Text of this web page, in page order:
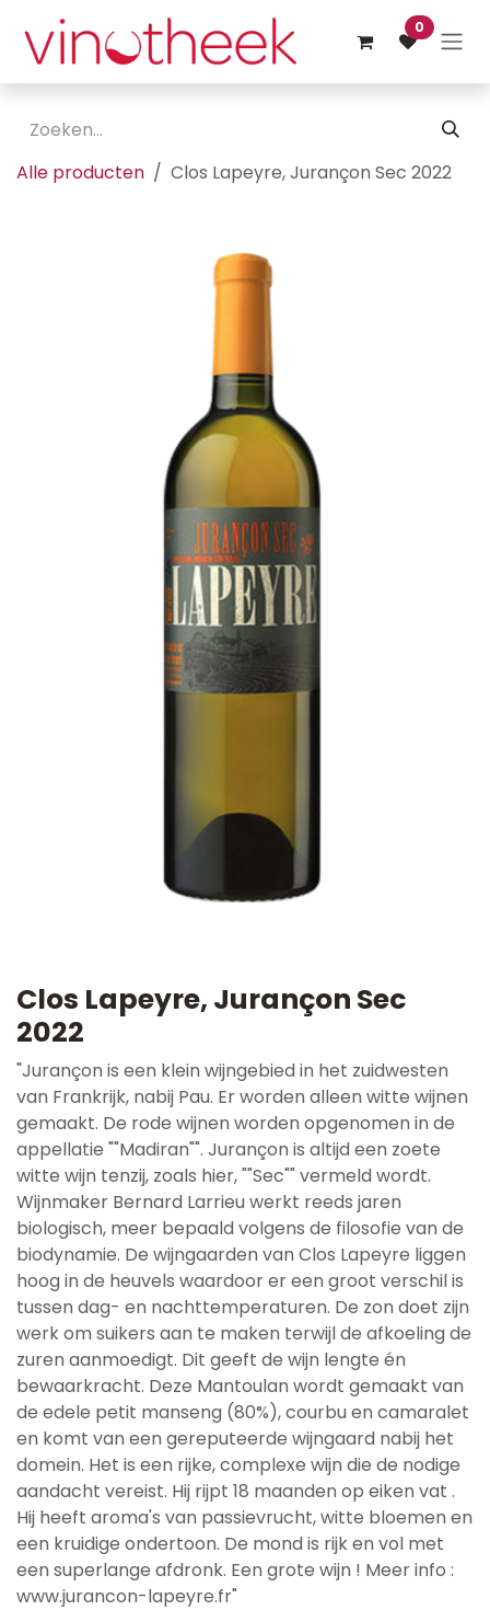
Overslaan naar inhoud
0
Alle producten Clos Lapeyre, Jurançon Sec 2022
Clos Lapeyre, Jurançon Sec
2022
"Jurançon is een klein wijngebied in het zuidwesten
van Frankrijk, nabij Pau. Er worden alleen witte wijnen
gemaakt. De rode wijnen worden opgenomen in de
appellatie ""Madiran"". Jurançon is altijd een zoete
witte wijn tenzij, zoals hier, ""Sec"" vermeld wordt.
Wijnmaker Bernard Larrieu werkt reeds jaren
biologisch, meer bepaald volgens de filosofie van de
biodynamie. De wijngaarden van Clos Lapeyre liggen
hoog in de heuvels waardoor er een groot verschil is
tussen dag- en nachttemperaturen. De zon doet zijn
werk om suikers aan te maken terwijl de afkoeling de
zuren aanmoedigt. Dit geeft de wijn lengte én
bewaarkracht. Deze Mantoulan wordt gemaakt van
de edele petit manseng (80%), courbu en camaralet
en komt van een gereputeerde wijngaard nabij het
domein. Het is een rijke, complexe wijn die de nodige
aandacht vereist. Hij rijpt 18 maanden op eiken vat .
Hij heeft aroma's van passievrucht, witte bloemen en
een kruidige ondertoon. De mond is rijk en vol met
een superlange afdronk. Een grote wijn ! Meer info :
www.jurancon-lapeyre.fr"